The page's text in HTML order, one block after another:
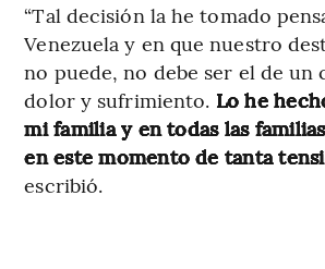
“Tal decisión la he tomado
Venezuela y en que nuestro
no puede, no debe ser el de
dolor y sufrimiento. Lo he
mi familia y en todas las
en este momento de tanta
escribió.